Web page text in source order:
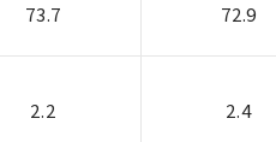
73.7 72.9
2.2 2.4